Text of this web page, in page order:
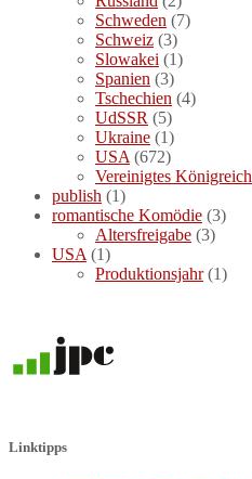
Schweden (7)
Schweiz (3)
Slowakei (1)
Spanien (3)
Tschechien (4)
UdSSR (5)
Ukraine (1)
USA (672)
Vereinigtes Königreich
publish (1)
romantische Komödie (3)
Altersfreigabe (3)
USA (1)
Produktionsjahr(1)
Linktipps